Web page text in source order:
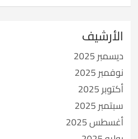
الأرشيف
ديسمبر 2025
نوفمبر 2025
أكتوبر 2025
سبتمبر 2025
أغسطس 2025